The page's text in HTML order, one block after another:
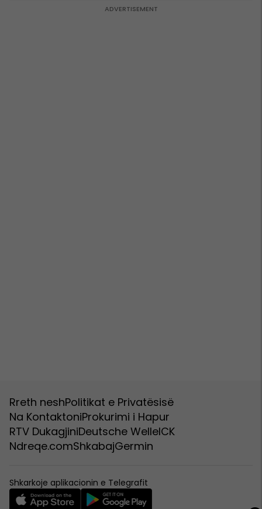
Rreth neshPolitikat e Privatësisë
Na KontaktoniProkurimi i Hapur
RTV DukagjiniDeutsche WelleICK
Ndreqe.comShkabajGermin
Shkarkoje aplikacionin e Telegrafit